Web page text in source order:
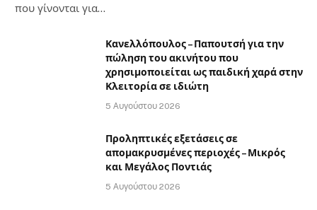
που γίνονται για…
Κανελλόπουλος – Παπουτσή για την
πώληση του ακινήτου που
χρησιμοποιείται ως παιδική χαρά στην
Κλειτορία σε ιδιώτη
5 Αυγούστου 2026
Προληπτικές εξετάσεις σε
απομακρυσμένες περιοχές – Μικρός
και Μεγάλος Ποντιάς
5 Αυγούστου 2026